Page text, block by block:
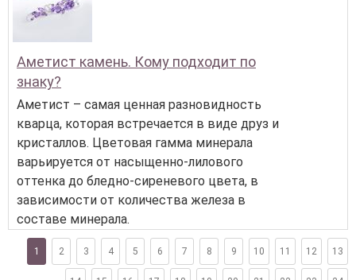
Аметист камень. Кому подходит по
знаку?
Аметист – самая ценная разновидность
кварца, которая встречается в виде друз и
кристаллов. Цветовая гамма минерала
варьируется от насыщенно-лилового
оттенка до бледно-сиреневого цвета, в
зависимости от количества железа в
составе минерала.
1 2 3 4 5 6 7 8 9 10 11 12 13